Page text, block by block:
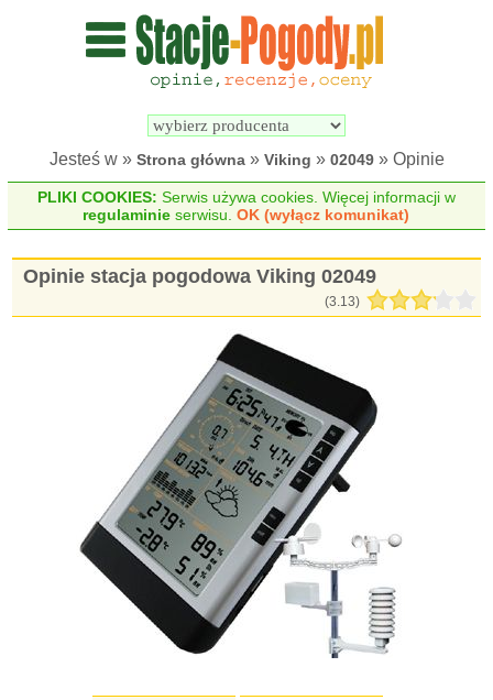
Wyszukiwarka
pogodowych
Jesteś w » Strona główna» Viking » 02049» Opinie
PLIKI COOKIES: Serwis używa cookies. Więcej informacji w
regulaminie serwisu.OK (wyłącz komunikat)
Opinie stacja pogodowa Viking 02049
(3.13)